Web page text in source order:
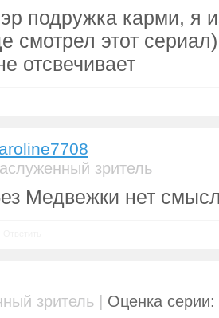
подружка карми, я
смотрел этот
отсвечивает
зритель
Медвежки нет
зритель | Оценка серии: